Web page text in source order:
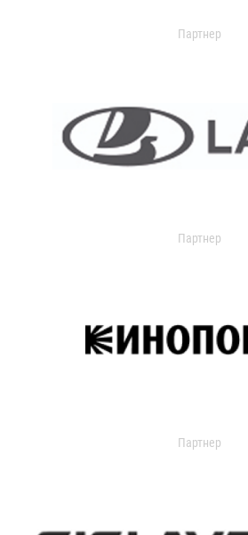
Партнер
Партнер
Партнер